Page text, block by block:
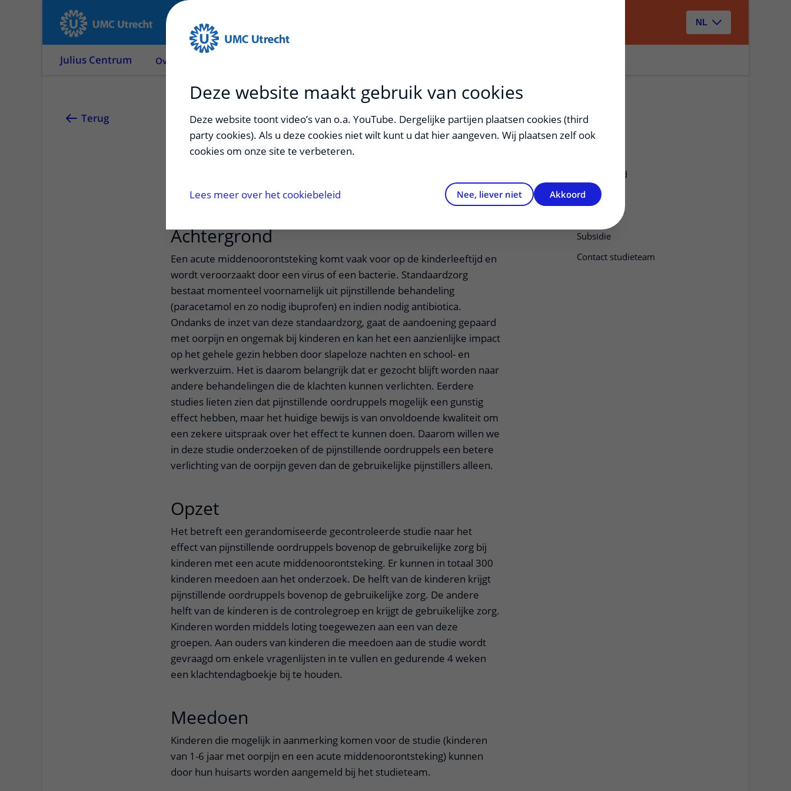
NL
Julius Centrum Over ons
Terug OPTIMA
Achtergrond
Opzet
Subsidie
Contact studieteam
met een acute middenoorontsteking?
Achtergronduitklapper, klik om te openen
Een acute middenoorontsteking komt vaak voor op de kinderleeftijd en
wordt veroorzaakt door een virus of een bacterie. Standaardzorg
bestaat momenteel voornamelijk uit pijnstillende behandeling
(paracetamol en zo nodig ibuprofen) en indien nodig antibiotica.
Ondanks de inzet van deze standaardzorg, gaat de aandoening gepaard
met oorpijn en ongemak bij kinderen en kan het een aanzienlijke impact
op het gehele gezin hebben door slapeloze nachten en school- en
werkverzuim. Het is daarom belangrijk dat er gezocht blijft worden naar
andere behandelingen die de klachten kunnen verlichten. Eerdere
studies lieten zien dat pijnstillende oordruppels mogelijk een gunstig
effect hebben, maar het huidige bewijs is van onvoldoende kwaliteit om
een zekere uitspraak over het effect te kunnen doen. Daarom willen we
in deze studie onderzoeken of de pijnstillende oordruppels een betere
verlichting van de oorpijn geven dan de gebruikelijke pijnstillers alleen.
Opzet
Het betreft een gerandomiseerde gecontroleerde studie naar het
effect van pijnstillende oordruppels bovenop de gebruikelijke zorg bij
kinderen met een acute middenoorontsteking. Er kunnen in totaal 300
kinderen meedoen aan het onderzoek. De helft van de kinderen krijgt
pijnstillende oordruppels bovenop de gebruikelijke zorg. De andere
helft van de kinderen is de controlegroep en krijgt de gebruikelijke zorg.
Kinderen worden middels loting toegewezen aan een van deze
groepen. Aan ouders van kinderen die meedoen aan de studie wordt
gevraagd om enkele vragenlijsten in te vullen en gedurende 4 weken
een klachtendagboekje bij te houden.
Meedoen
Kinderen die mogelijk in aanmerking komen voor de studie (kinderen
van 1-6 jaar met oorpijn en een acute middenoorontsteking) kunnen
door hun huisarts worden aangemeld bij het studieteam.
Deze website maakt gebruik van cookies
Deze website toont video’s van o.a. YouTube. Dergelijke partijen plaatsen cookies (third
party cookies). Als u deze cookies niet wilt kunt u dat hier aangeven. Wij plaatsen zelf ook
cookies om onze site te verbeteren.
Lees meer over het cookiebeleid Nee, liever niet Akkoord